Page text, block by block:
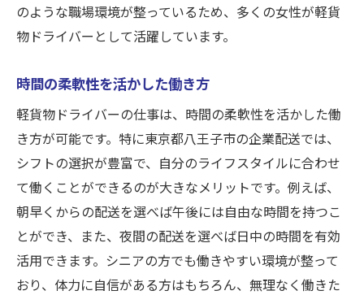
のような職場環境が整っているため、多くの女性が軽貨
物ドライバーとして活躍しています。
時間の柔軟性を活かした働き方
軽貨物ドライバーの仕事は、時間の柔軟性を活かした働
き方が可能です。特に東京都八王子市の企業配送では、
シフトの選択が豊富で、自分のライフスタイルに合わせ
て働くことができるのが大きなメリットです。例えば、
朝早くからの配送を選べば午後には自由な時間を持つこ
とができ、また、夜間の配送を選べば日中の時間を有効
活用できます。シニアの方でも働きやすい環境が整って
おり、体力に自信がある方はもちろん、無理なく働きた